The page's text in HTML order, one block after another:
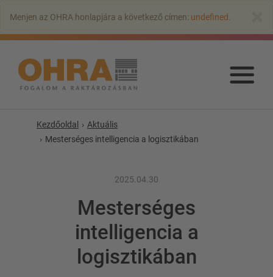
fő
Menjen az OHRA honlapjára a következő címen: undefined
Kezdőoldal
Aktuális
Mesterséges intelligencia a logisztikában
2025.04.30
Mesterséges
intelligencia a
logisztikában
KAROS ÁLLVÁNYOK
Karos állvány tetővel